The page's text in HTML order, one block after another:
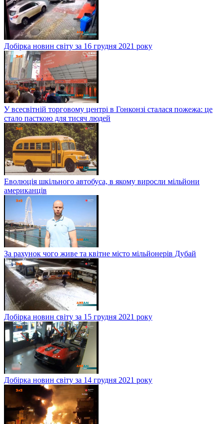
Добірка новин світу за 16 грудня 2021 року
У всесвітній торговому центрі в Гонконзі сталася пожежа: це
стало пасткою для тисяч людей
Еволюція шкільного автобуса, в якому виросли мільйони
американців
За рахунок чого живе та квітне місто мільйонерів Дубай
Добірка новин світу за 15 грудня 2021 року
Добірка новин світу за 14 грудня 2021 року